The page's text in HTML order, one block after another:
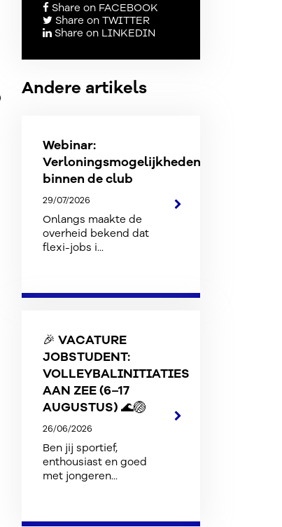
Share on FACEBOOK
Share on TWITTER
Share on LINKEDIN
Andere artikels
Webinar:
Verloningsmogelijkheden
binnen de club
29/07/2026
Onlangs maakte de
overheid bekend dat
flexi-jobs i...
🎉 VACATURE
JOBSTUDENT:
VOLLEYBALINITIATIES
AAN ZEE (6–17
AUGUSTUS) 🌊🏐
26/06/2026
Ben jij sportief,
enthousiast en goed
met jongeren...